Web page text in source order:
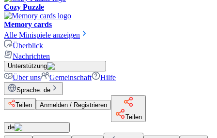
Cozy Puzzle
Memory cards
Alle Minispiele anzeigen
Überblick
Nachrichten
Unterstützung
Über uns Gemeinschaft Hilfe
Sprache: de
Teilen
Anmelden / Registrieren
Teilen
de